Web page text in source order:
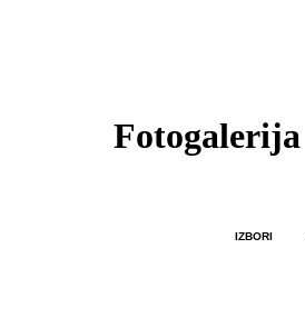
Fotogalerija
IZBORI